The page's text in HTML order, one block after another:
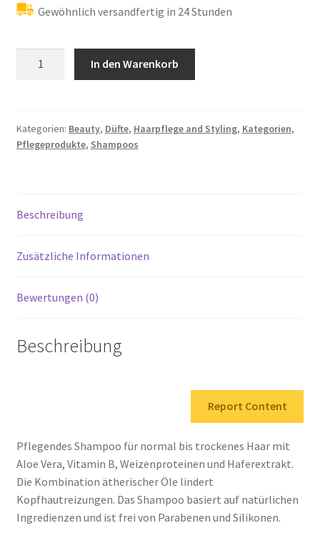
Gewöhnlich versandfertig in 24 Stunden
,Lemongrass,
1er
250
Menge
In den Warenkorb
Kategorien: Beauty, Düfte, Haarpflege and Styling, Kategorien,
Pflegeprodukte, Shampoos
Beschreibung
Zusätzliche Informationen
Bewertungen (0)
Beschreibung
Report Content
Pflegendes Shampoo für normal bis trockenes Haar mit
Aloe Vera, Vitamin B, Weizenproteinen und Haferextrakt.
Die Kombination ätherischer Öle lindert
Kopfhautreizungen. Das Shampoo basiert auf natürlichen
Ingredienzen und ist frei von Parabenen und Silikonen.